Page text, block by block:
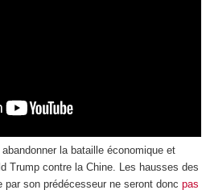
la bataille économique et
Trump contre la Chine. Les hausses des
son prédécesseur ne seront donc pas